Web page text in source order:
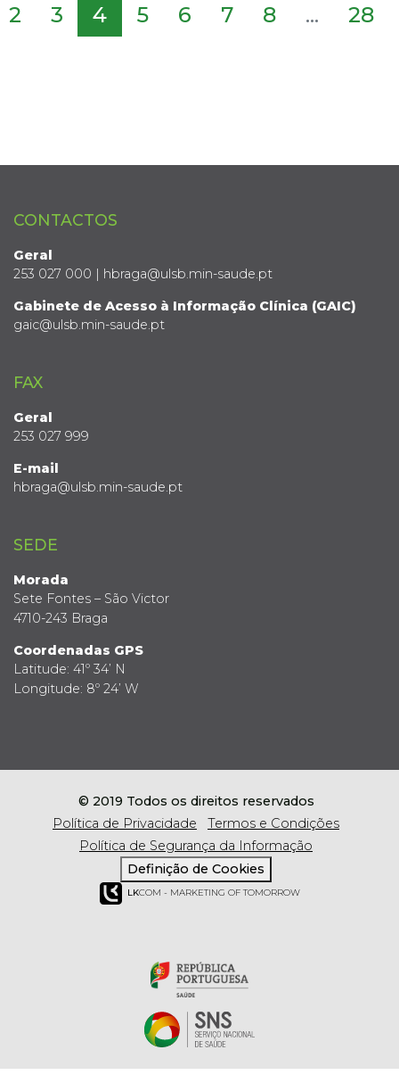
2 3 4 5 6 7 8 ... 28
CONTACTOS
Geral
253 027 000 | hbraga@ulsb.min-saude.pt
Gabinete de Acesso à Informação Clínica (GAIC)
gaic@ulsb.min-saude.pt
FAX
Geral
253 027 999
E-mail
hbraga@ulsb.min-saude.pt
SEDE
Morada
Sete Fontes – São Victor
4710-243 Braga
Coordenadas GPS
Latitude: 41º 34’ N
Longitude: 8º 24’ W
© 2019 Todos os direitos reservados
Política de Privacidade
Termos e Condições
Política de Segurança da Informação
Definição de Cookies
LKCOM - MARKETING OF TOMORROW